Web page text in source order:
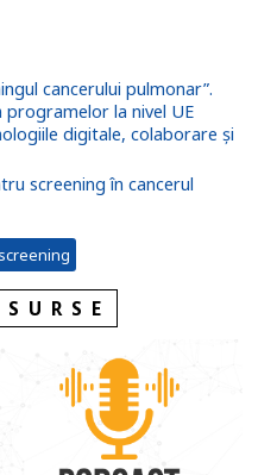
cancerului pulmonar”.
programelor la nivel UE
digitale, colaborare și
screening în cancerul
screening